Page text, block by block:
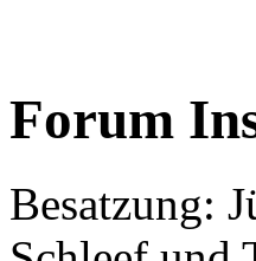
Forum
Besatzung: